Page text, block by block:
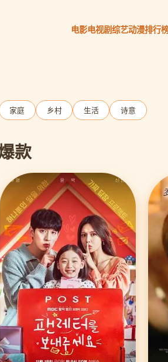
电影电视剧综艺动漫排行
家庭 乡村 生活 诗意
款